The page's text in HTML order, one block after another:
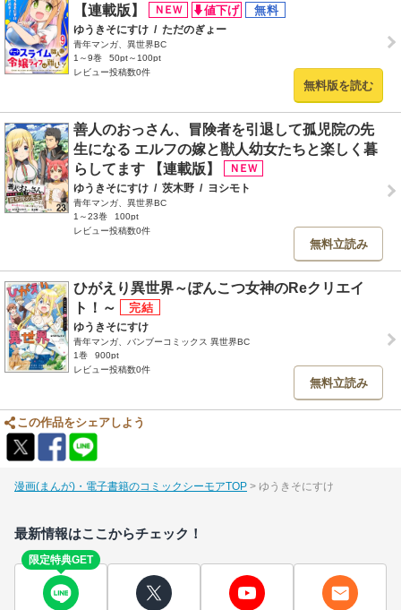
【連載版】
ゆうきそにすけ / ただのぎょー
青年マンガ、異世界BC
1～9巻
50pt～100pt
レビュー投稿数0件
無料版を読む
善人のおっさん、冒険者を引退して孤児院の先
生になる エルフの嫁と獣人幼女たちと楽しく暮
らしてます 【連載版】
ゆうきそにすけ / 茨木野 / ヨシモト
青年マンガ、異世界BC
1～23巻
100pt
レビュー投稿数0件
無料立読み
ひがえり異世界～ぽんこつ女神のReクリエイ
ト！～
ゆうきそにすけ
青年マンガ、バンブーコミックス 異世界BC
1巻
900pt
レビュー投稿数0件
無料立読み
この作品をシェアしよう
漫画(まんが)・電子書籍のコミックシーモアTOP ゆうきそにすけ
最新情報はここからチェック！
限定特典GET